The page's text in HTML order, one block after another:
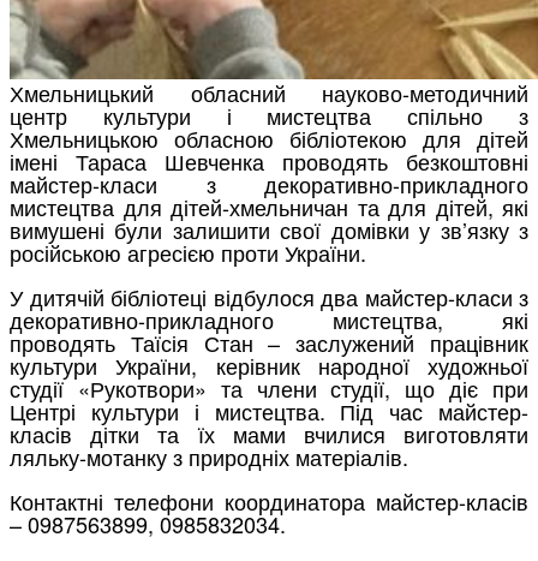
Хмельницький обласний науково-методичний
центр культури і мистецтва спільно з
Хмельницькою обласною бібліотекою для дітей
імені Тараса Шевченка проводять безкоштовні
майстер-класи з декоративно-прикладного
мистецтва для дітей-хмельничан та для дітей, які
вимушені були залишити свої домівки у зв’язку з
російською агресією проти України.
У дитячій бібліотеці відбулося два майстер-класи з
декоративно-прикладного мистецтва, які
проводять Таїсія Стан – заслужений працівник
культури України, керівник народної художньої
студії «Рукотвори» та члени студії, що діє при
Центрі культури і мистецтва. Під час майстер-
класів дітки та їх мами вчилися виготовляти
ляльку-мотанку з природніх матеріалів.
Контактні телефони координатора майстер-класів
– 0987563899, 0985832034.